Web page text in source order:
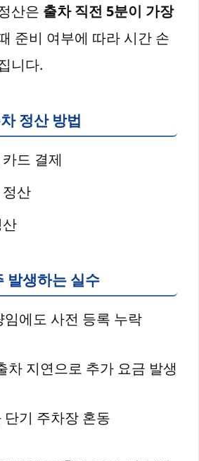
산은 출차 직전 5분이 가장
준비 여부에 따라 시간 손
니다.
정산 방법
드 결제
산
발생하는 실수
임에도 사전 등록 누락
차 지연으로 추가 요금 발생
단기 주차장 혼동